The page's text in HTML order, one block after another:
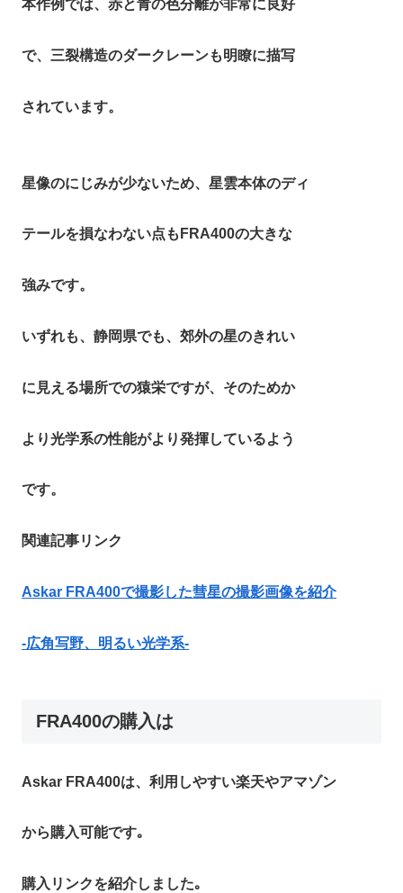
本作例では、赤と青の色分離が非常に良好
で、三裂構造のダークレーンも明瞭に描写
されています。
星像のにじみが少ないため、星雲本体のディ
テールを損なわない点もFRA400の大きな
強みです。
いずれも、静岡県でも、郊外の星のきれい
に見える場所での猿栄ですが、そのためか
より光学系の性能がより発揮しているよう
です。
関連記事リンク
Askar FRA400で撮影した彗星の撮影画像を紹介
-広角写野、明るい光学系-
FRA400の購入は
Askar FRA400は、利用しやすい楽天やアマゾン
から購入可能です｡
購入リンクを紹介しました｡